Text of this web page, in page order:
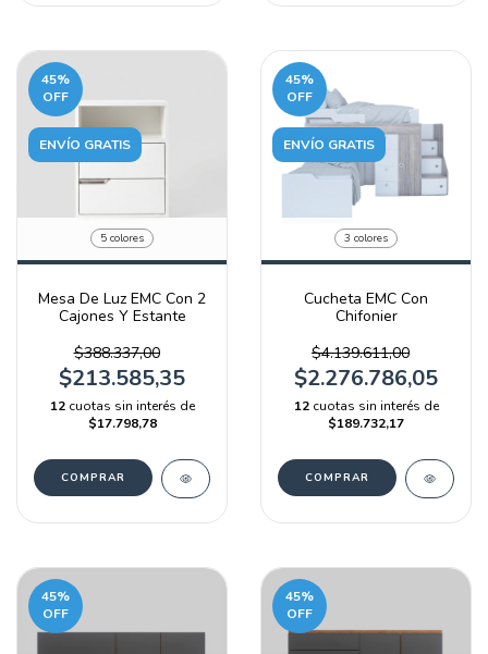
45%
OFF
ENVÍO GRATIS
5 colores
Mesa De Luz EMC Con 2
Cajones Y Estante
$388.337,00
$213.585,35
12 cuotas sin interés de
$17.798,78
COMPRAR
45%
OFF
ENVÍO GRATIS
3 colores
Cucheta EMC Con
Chifonier
$4.139.611,00
$2.276.786,05
12 cuotas sin interés de
$189.732,17
COMPRAR
45%
OFF
45%
OFF